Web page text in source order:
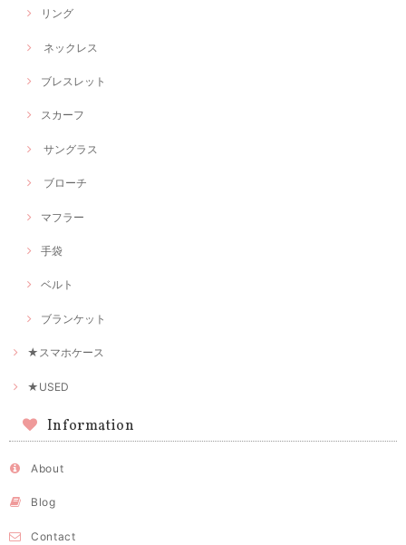
リング
ネックレス
ブレスレット
スカーフ
サングラス
ブローチ
マフラー
手袋
ベルト
ブランケット
★スマホケース
★USED
Information
About
Blog
Contact